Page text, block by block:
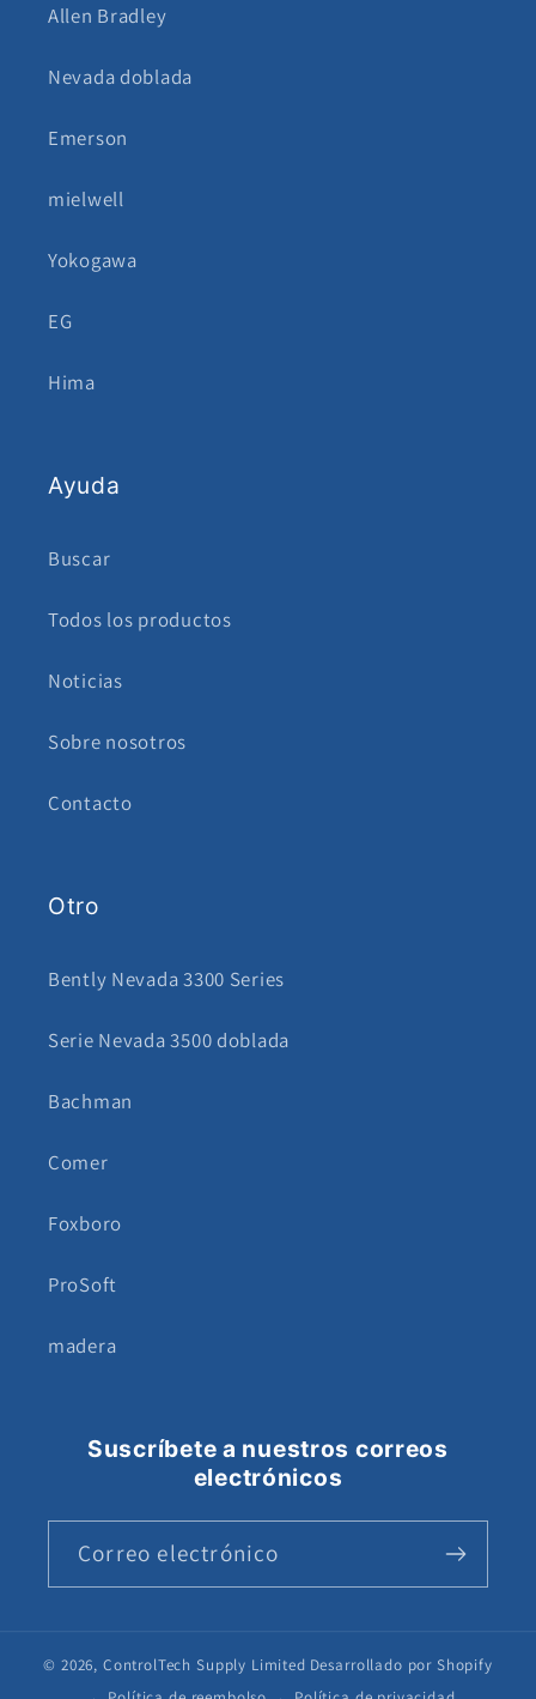
Allen Bradley
Nevada doblada
Emerson
mielwell
Yokogawa
EG
Hima
Ayuda
Buscar
Todos los productos
Noticias
Sobre nosotros
Contacto
Otro
Bently Nevada 3300 Series
Serie Nevada 3500 doblada
Bachman
Comer
Foxboro
ProSoft
madera
Suscríbete a nuestros correos
electrónicos
Correo electrónico
© 2026, ControlTech Supply Limited Desarrollado por Shopify